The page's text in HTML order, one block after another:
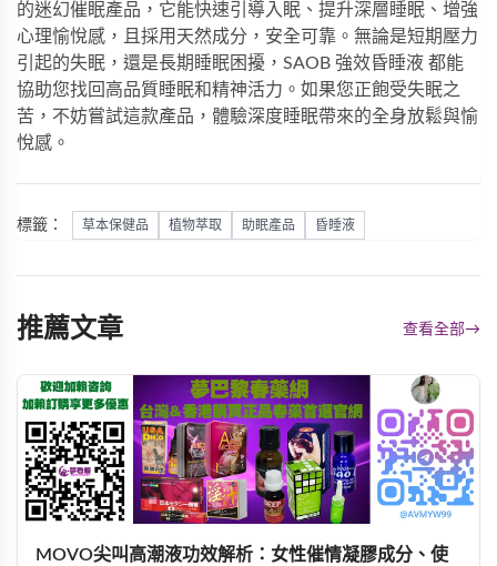
的迷幻催眠產品，它能快速引導入眠、提升深層睡眠、增強
心理愉悅感，且採用天然成分，安全可靠。無論是短期壓力
引起的失眠，還是長期睡眠困擾， SAOB 強效昏睡液 都能
協助您找回高品質睡眠和精神活力。如果您正飽受失眠之
苦，不妨嘗試這款產品，體驗深度睡眠帶來的全身放鬆與愉
悅感。
標籤： 草本保健品 植物萃取 助眠產品 昏睡液
推薦文章 查看全部→
MOVO尖叫高潮液功效解析：女性催情凝膠成分、使